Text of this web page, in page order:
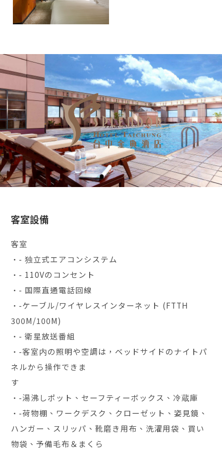
客室設備
客室
•- 独立式エアコンシステム
•- 110Vのコンセント
•- 国際直通電話回線
•-ケーブル/ワイヤレスインターネット (FTTH
300M/100M)
•- 衛星放送番組
•-客室内の照明や空調は，ベッドサイドのナイトパ
ネルから操作できま
す
•-湯沸しポット、セーフティーボックス、冷蔵庫
•-荷物棚、ワークデスク、クローゼット、姿見鏡、
ハンガー、スリッパ、靴磨き用布、洗濯用袋、買い
物袋、予備毛布＆まくら